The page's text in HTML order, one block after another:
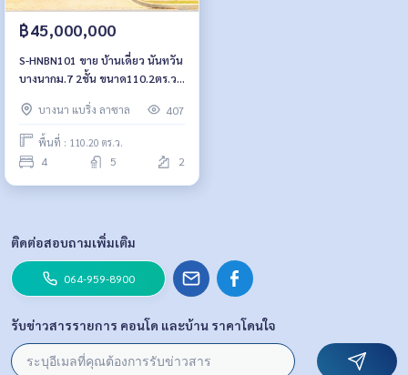
฿45,000,000
S-HNBN101 ขาย บ้านเดี่ยว นันทวัน
บางนากม.7 2ชั้น ขนาด110.2ตร.ว.
45ล้าน 064-959-8900
บางนา แบริ่ง ลาซาล 407
พื้นที่ : 110.20 ตร.ว.
4 5 2
ติดต่อสอบถามเพิ่มเติม
064-959-8900
รับข่าวสารรายการ คอนโด และบ้าน ราคาโดนใจ